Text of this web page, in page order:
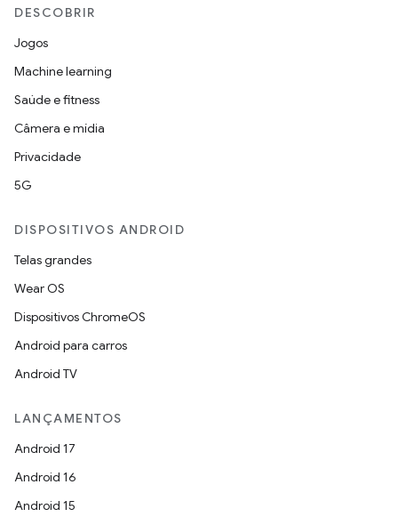
DESCOBRIR
Jogos
Machine learning
Saúde e fitness
Câmera e mídia
Privacidade
5G
DISPOSITIVOS ANDROID
Telas grandes
Wear OS
Dispositivos ChromeOS
Android para carros
Android TV
LANÇAMENTOS
Android 17
Android 16
Android 15